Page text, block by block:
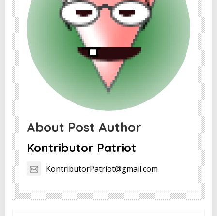
About Post Author
Kontributor Patriot
KontributorPatriot@gmail.com